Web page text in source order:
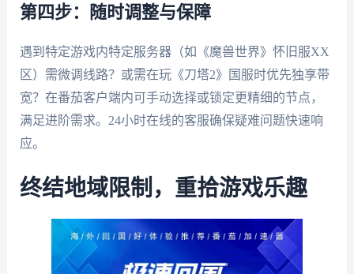
第四步：随时调整与保障
遇到特定游戏内特定服务器（如《魔兽世界》怀旧服XX
区）需微调线路？或需在玩《刀塔2》国服时优先独享带
宽？在番茄客户端内可手动选择或锁定更精细的节点，
满足进阶需求。24小时在线的客服确保疑难问题快速响
应。
终结地域限制，重拾游戏乐趣